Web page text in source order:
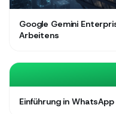
Google Gemini
Arbeitens
Einführung in